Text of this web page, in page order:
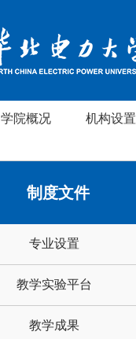
学院概况 机构设置
制度文件
专业设置
教学实验平台
教学成果